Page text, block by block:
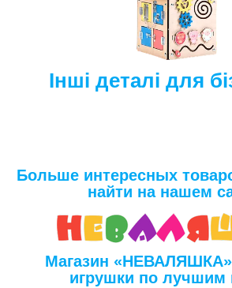
Інші деталі для
Больше интересных
найти на нашем
Магазин «НЕВАЛЯШКА»
игрушки по лучшим